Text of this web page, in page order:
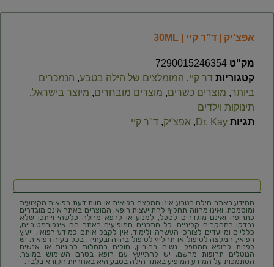
אפצ’יק | ד”ר קיי | 30ML
מק"ט 7290015246354
קטגוריות דר קיי, המומלצים של הילה בטבע, הנמכרים
ביותר, מוצרים כשרים, מוצרים מובחרים, מיוצר בישראל,
תינוקות וילדים
תגיות Dr. Kay
, אפצ'יק, ד"ר קיי
המידע באתר הילה בטבע אינו המלצה רפואית או חוות דעת רפואית מקצועית
ומוסמכת, ואינו מהווה תחליף להתייעצות רופא. המוצרים באתר אינם מוגדרים
כתרופה ואינם מוגדרים לטפל, למנוע או לרפא מחלה כלשהי וייתכן שלא
נבדקו במחקרים קליניים. כל התכנים המופיעים באתר הם אינפורמטיביים,
כלליים ומיועדים לצורכי העשרה ולימוד. אין לקבל אותם כמידע רפואי, ייעוץ
רפואי, המלצה לטיפול או תחליף לטיפול בהווה ובעתיד. בכל בעיה רפואית יש
לפנות לרופא המטפל. נשים בהיריון, חולים במחלות כרוניות או אנשים
הנוטלים תרופות מרשם, יש להתייעץ עם רופא בטרם השימוש במוצר.
הסתמכות על המידע המופיע באתר הילה בטבע היא באחריות הקורא בלבד.